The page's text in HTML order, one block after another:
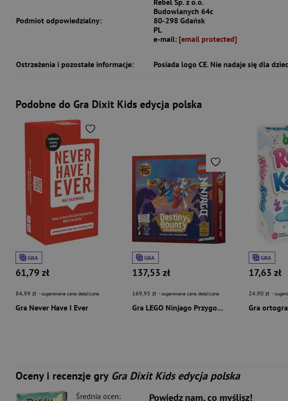
Podmiot odpowiedzialny:
Rebel Sp. z o.o.
Budowlanych 64c
80-298 Gdańsk
PL
e-mail: [email protected]
Ostrzeżenia i pozostałe informacje: Posiada logo CE. Nie nadaje się dla
Podobne do Gra Dixit Kids edycja polska
GRA
61,79 zł
84,99 zł - sugerowana cena detaliczna
Gra Never Have I Ever
GRA
137,53 zł
169,95 zł - sugerowana cena detaliczna
Gra LEGO Ninjago Przygody Perły Przeznaczenia
GRA
17,63 zł
24,90 zł -
Oceny i recenzje gry Gra Dixit Kids edycja polska
Średnia ocen: Powiedz nam, co myślisz!